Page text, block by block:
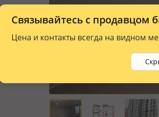
Связывайтесь с продавцом
Цена и контакты всегда на видном